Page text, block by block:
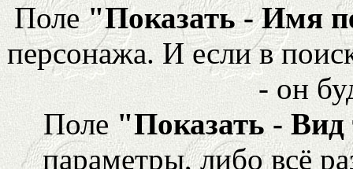
Поле"Показать - Имя
персонажа. И если в
- он
Поле "Показать -
параметры, либо всё